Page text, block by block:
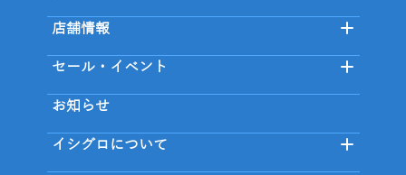
店舗情報
セール・イベント
お知らせ
イシグロについて